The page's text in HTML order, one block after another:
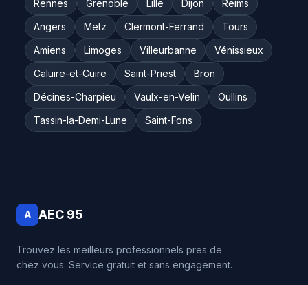
Rennes
Grenoble Lille Dijon
Reims
Angers
Metz Clermont-Ferrand
Tours
Amiens
Limoges Villeurbanne
Vénissieux
Caluire-et-Cuire
Saint-Priest
Bron
Décines-Charpieu
Vaulx-en-Velin
Oullins
Tassin-la-Demi-Lune
Saint-Fons
A AEC 95
Trouvez les meilleurs professionnels pres de
chez vous. Service gratuit et sans engagement.